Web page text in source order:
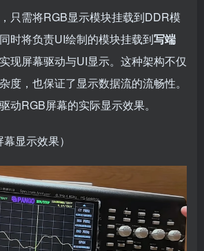
只需将RGB显示模块挂载到DDR模
同时将负责UI绘制的模块挂载到写端
现屏幕驱动与UI显示。这种架构不仅
度，也保证了显示数据流的流畅性。
动RGB屏幕的实际显示效果。
显示效果）